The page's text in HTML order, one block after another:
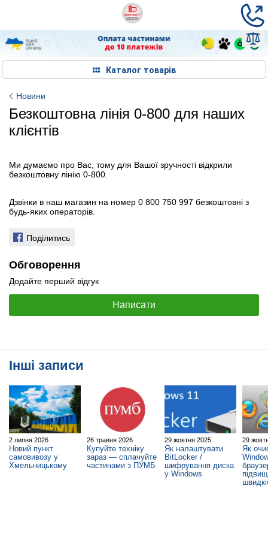
Каталог товарів
Новини
Безкоштовна лінія 0-800 для наших
клієнтів
Ми думаємо про Вас, тому для Вашої зручності відкрили
безкоштовну лінію 0-800.
Дзвінки в наш магазин на номер 0 800 750 997 безкоштовні з
будь-яких операторів.
Поділитись
Обговорення
Додайте перший відгук
Написати
Інші записи
2 липня 2026
Новий пункт
самовивозу у
Хмельницькому
26 травня 2026
Купуйте техніку
зараз — сплачуйте
частинами з ПУМБ
29 жовтня 2025
Як налаштувати
BitLocker /
шифрування диска
у Windows
29
Як